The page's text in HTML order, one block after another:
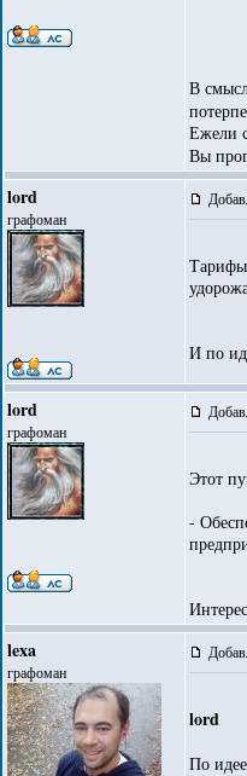
В
Ежели
Вы
lord
графоман
Тарифы
И по
lord
графоман
Этот
-
lexa
графоман
lord
По